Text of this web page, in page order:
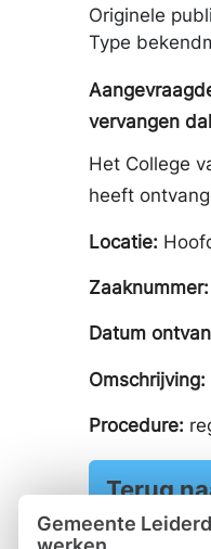
Gemeente
Originele
Type
vervangen
Het College
heeft
Locatie:
Zaaknummer:
Datum
Omschrijving:
Procedure:
Terug